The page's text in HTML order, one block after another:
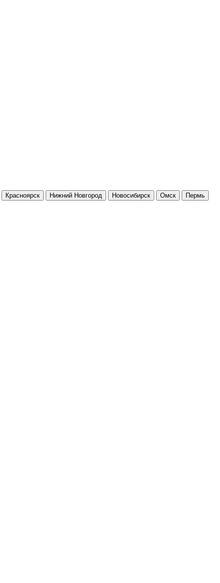
Красноярск Нижний Новгород Новосибирск Омск
Пермь